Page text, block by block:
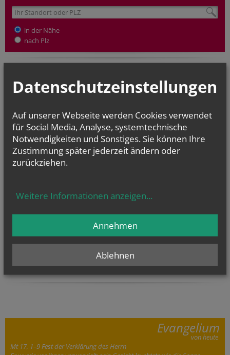
in der Nähe
nach Plz
Mo.., 10. August 2026 09:00
Fr.., 14. August 2026 18:00
Binden der Kräutersträußchen
NAMENSTAGE
Evangelium
von heute
Mt 17, 1–9 Fest der Verklärung des Herrn
Datenschutzeinstellungen
Auf unserer Webseite werden Cookies verwendet
für Social Media, Analyse, systemtechnische
Notwendigkeiten und Sonstiges. Sie können Ihre
Zustimmung später jederzeit ändern oder
zurückziehen.
Weitere Informationen anzeigen...
Ablehnen
Annehmen